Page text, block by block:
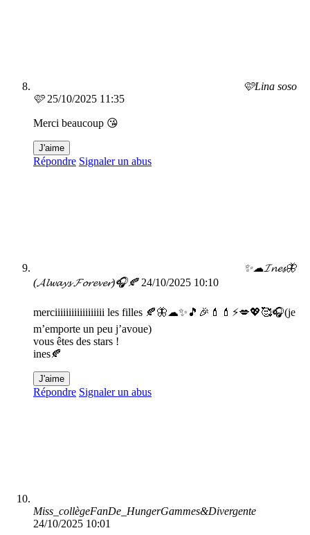
🩷Lina soso
🩷 25/10/2025 11:35
Merci beaucoup 😘
J'aime
Répondre Signaler un abus
✨☁𝓘𝓷𝓮𝓼🦋
(𝓐𝓵𝔀𝓪𝔂𝓼 𝓕𝓸𝓻𝓮𝓿𝓮𝓻)🎧🍂 24/10/2025 10:10
merciiiiiiiiiiiiiiiiii les filles 🍂🦋☁✨🎵🎉💄💄⚡💋💖🥰🎧(je
m’emporte un peu j’avoue)
vous êtes des stars !
ines🍂
J'aime
Répondre Signaler un abus
Miss_collègeFanDe_HungerGammes&Divergente
24/10/2025 10:01